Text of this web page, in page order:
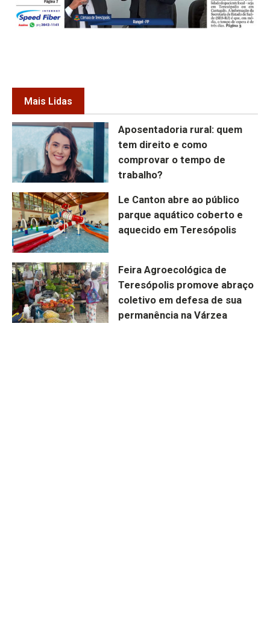
Mais Lidas
Aposentadoria rural: quem
tem direito e como
comprovar o tempo de
trabalho?
Le Canton abre ao público
parque aquático coberto e
aquecido em Teresópolis
Feira Agroecológica de
Teresópolis promove abraço
coletivo em defesa de sua
permanência na Várzea